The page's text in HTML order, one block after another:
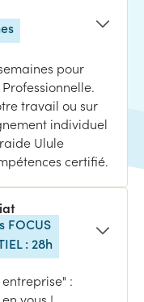
pour
travail ou sur
individuel
Ulule
certifié.
FOCUS
: 28h
: